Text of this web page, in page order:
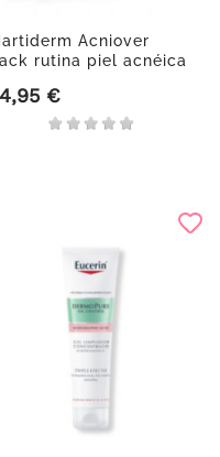
Acniover
rutina piel acnéica
€